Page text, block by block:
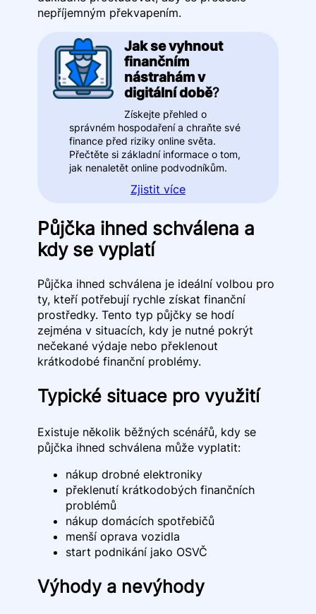
nepříjemným překvapením.
Jak se vyhnout
finančním
nástrahám v
digitální době?
Získejte přehled o
správném hospodaření a chraňte své
finance před riziky online světa.
Přečtěte si základní informace o tom,
jak nenaletět online podvodníkům.
Zjistit více
Půjčka ihned schválena a
kdy se vyplatí
Půjčka ihned schválena je ideální volbou pro
ty, kteří potřebují rychle získat finanční
prostředky. Tento typ půjčky se hodí
zejména v situacích, kdy je nutné pokrýt
nečekané výdaje nebo překlenout
krátkodobé finanční problémy.
Typické situace pro využití
Existuje několik běžných scénářů, kdy se
půjčka ihned schválena může vyplatit:
nákup drobné elektroniky
překlenutí krátkodobých finančních
problémů
nákup domácích spotřebičů
menší oprava vozidla
start podnikání jako OSVČ
Výhody a nevýhody